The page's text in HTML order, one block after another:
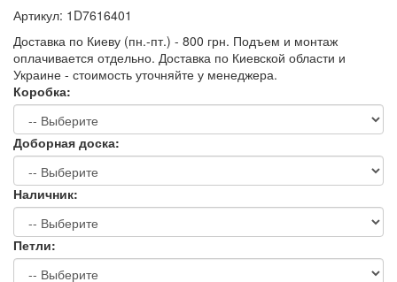
Артикул: 1D7616401
Доставка по Киеву (пн.-пт.) - 800 грн. Подъем и монтаж
оплачивается отдельно. Доставка по Киевской области и
Украине - стоимость уточняйте у менеджера.
Коробка:
Доборная доска:
Наличник:
Петли: